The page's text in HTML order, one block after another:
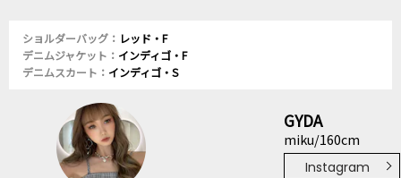
ショルダーバッグ： レッド・F
デニムジャケット： インディゴ・F
デニムスカート： インディゴ・S
GYDA
miku/160cm
Instagram